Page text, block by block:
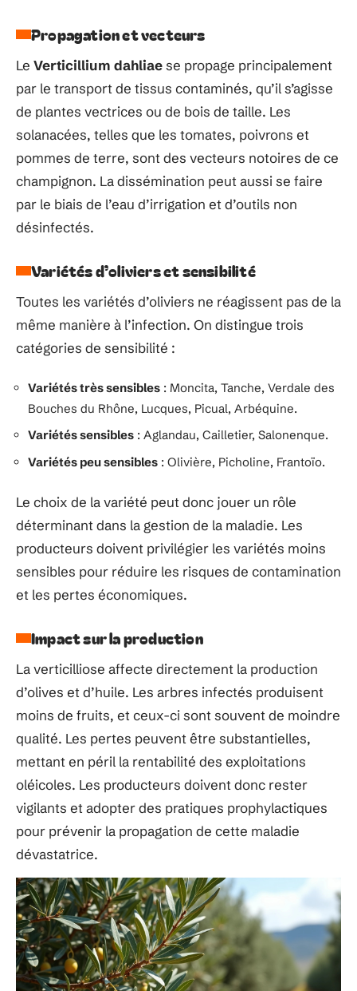
Propagation et vecteurs
Le Verticillium dahliaese propage principalement
par le transport de tissus contaminés, qu’il s’agisse
de plantes vectrices ou de bois de taille. Les
solanacées, telles que les tomates, poivrons et
pommes de terre, sont des vecteurs notoires de ce
champignon. La dissémination peut aussi se faire
par le biais de l’eau d’irrigation et d’outils non
désinfectés.
Variétés d’oliviers et sensibilité
Toutes les variétés d’oliviers ne réagissent pas de la
même manière à l’infection. On distingue trois
catégories de sensibilité :
Variétés très sensibles : Moncita, Tanche, Verdale des
Bouches du Rhône, Lucques, Picual, Arbéquine.
Variétés sensibles : Aglandau, Cailletier, Salonenque.
Variétés peu sensibles : Olivière, Picholine, Frantoïo.
Le choix de la variété peut donc jouer un rôle
déterminant dans la gestion de la maladie. Les
producteurs doivent privilégier les variétés moins
sensibles pour réduire les risques de contamination
et les pertes économiques.
Impact sur la production
La verticilliose affecte directement la production
d’olives et d’huile. Les arbres infectés produisent
moins de fruits, et ceux-ci sont souvent de moindre
qualité. Les pertes peuvent être substantielles,
mettant en péril la rentabilité des exploitations
oléicoles. Les producteurs doivent donc rester
vigilants et adopter des pratiques prophylactiques
pour prévenir la propagation de cette maladie
dévastatrice.